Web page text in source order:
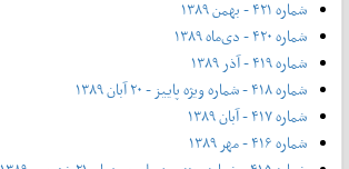
شماره ۴۲۱ - بهمن ۱۳۸۹
شماره ۴۲۰ - دی‌ماه ۱۳۸۹
شماره ۴۱۹ - آذر ۱۳۸۹
شماره ۴۱۸ - شماره ویژه پاییز - ۲۰ آبان ۱۳۸۹
شماره ۴۱۷ - آبان ۱۳۸۹
شماره ۴۱۶ - مهر ۱۳۸۹